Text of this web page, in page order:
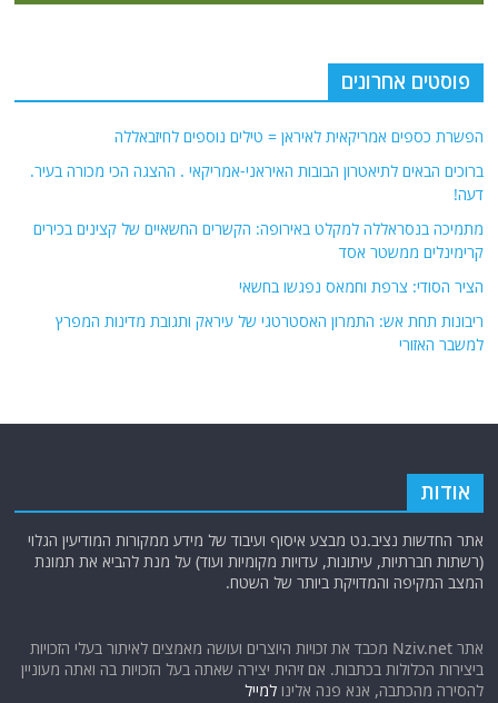
פוסטים אחרונים
הפשרת כספים אמריקאית לאיראן = טילים נוספים לחיזבאללה
ברוכים הבאים לתיאטרון הבובות האיראני-אמריקאי . ההצגה הכי מכורה בעיר.
דעה!
מתמיכה בנסראללה למקלט באירופה: הקשרים החשאיים של קצינים בכירים
קרימינלים ממשטר אסד
הציר הסודי: צרפת וחמאס נפגשו בחשאי
ריבונות תחת אש: התמרון האסטרטגי של עיראק ותגובת מדינות המפרץ
למשבר האזורי
אודות
אתר החדשות נציב.נט מבצע איסוף ועיבוד של מידע ממקורות המודיעין הגלוי
(רשתות חברתיות, עיתונות, עדויות מקומיות ועוד) על מנת להביא את תמונת
המצב המקיפה והמדויקת ביותר של השטח.
אתר Nziv.net מכבד את זכויות היוצרים ועושה מאמצים לאיתור בעלי הזכויות
ביצירות הכלולות בכתבות. אם זיהית יצירה שאתה בעל הזכויות בה ואתה מעוניין
להסירה מהכתבה, אנא פנה אלינולמייל